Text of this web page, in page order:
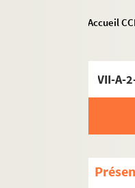
Accueil
VII-A-
II.
III.
IV.